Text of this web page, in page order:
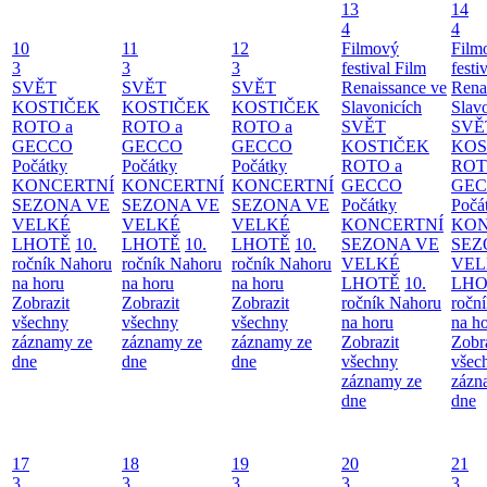
10
3
SVĚT
KOSTIČEK
ROTO a
GECCO
Počátky
KONCERTNÍ
SEZONA VE
VELKÉ
LHOTĚ 10.
ročník Nahoru
na horu
Zobrazit
všechny
záznamy ze
dne
11
3
SVĚT
KOSTIČEK
ROTO a
GECCO
Počátky
KONCERTNÍ
SEZONA VE
VELKÉ
LHOTĚ 10.
ročník Nahoru
na horu
Zobrazit
všechny
záznamy ze
dne
12
3
SVĚT
KOSTIČEK
ROTO a
GECCO
Počátky
KONCERTNÍ
SEZONA VE
VELKÉ
LHOTĚ 10.
ročník Nahoru
na horu
Zobrazit
všechny
záznamy ze
dne
13
4
Filmový
festival Film
Renaissance ve
Slavonicích
SVĚT
KOSTIČEK
ROTO a
GECCO
Počátky
KONCERTNÍ
SEZONA VE
VELKÉ
LHOTĚ 10.
ročník Nahoru
na horu
Zobrazit
všechny
záznamy ze
dne
14
4
na
dne
17
3
18
3
19
3
20
3
21
3